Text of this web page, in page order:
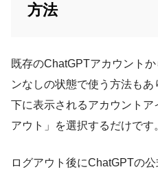
方法
既存のChatGPTアカウント
ンなしの状態で使う方法も
下に表示されるアカウント
アウト」を選択するだけです
ログアウト後にChatGPTの